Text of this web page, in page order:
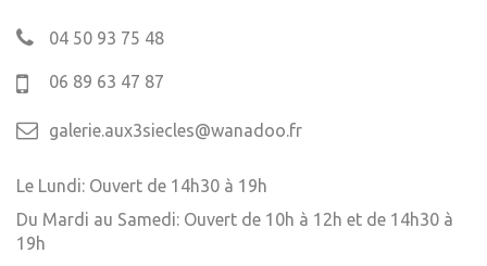
04 50 93 75 48
06 89 63 47 87
galerie.aux3siecles@wanadoo.fr
Le Lundi: Ouvert de 14h30 à 19h
Du Mardi au Samedi: Ouvert de 10h à 12h et de 14h30 à
19h